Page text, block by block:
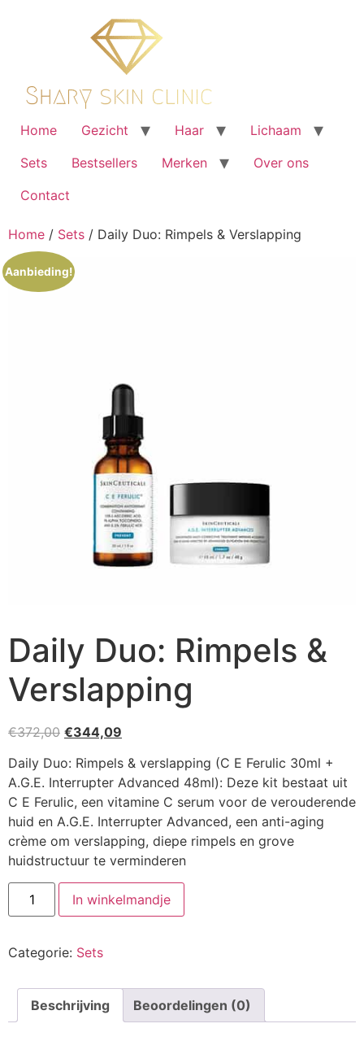
Home Gezicht Haar
Lichaam
Sets
Bestsellers Merken
Over ons
Contact
Home / Sets / Daily Duo: Rimpels & Verslapping
Aanbieding!
Daily Duo: Rimpels &
Verslapping
€372,00 Oorspronkelijke
was:
€372,00.
€344,09
is:
€344,09.
Daily Duo: Rimpels & verslapping (C E Ferulic 30ml +
A.G.E. Interrupter Advanced 48ml): Deze kit bestaat uit
C E Ferulic, een vitamine C serum voor de verouderende
huid en A.G.E. Interrupter Advanced, een anti-aging
crème om verslapping, diepe rimpels en grove
huidstructuur te verminderen
Daily
Duo:
Rimpels
aantal
In winkelmandje
Categorie: Sets
Beschrijving Beoordelingen (0)